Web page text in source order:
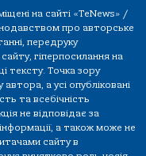
на сайті «TeNews» /
про авторське
передруку
гіперпосилання на
тексту. Точка зору
а усі опубліковані
та всебічність
не відповідає за
а також може не
сайту в